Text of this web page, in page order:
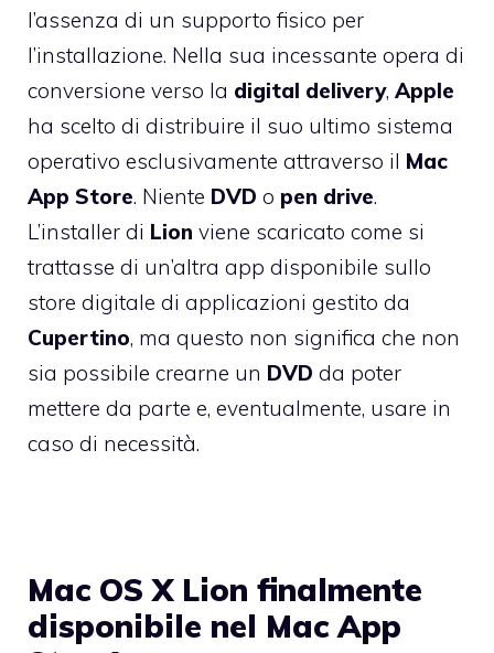
l’assenza di un supporto fisico per
l’installazione. Nella sua incessante opera di
conversione verso la digital delivery, Apple
ha scelto di distribuire il suo ultimo sistema
operativo esclusivamente attraverso il Mac
App Store. Niente DVD o pen drive.
L’installer di Lion viene scaricato come si
trattasse di un’altra app disponibile sullo
store digitale di applicazioni gestito da
Cupertino, ma questo non significa che non
sia possibile crearne un DVD da poter
mettere da parte e, eventualmente, usare in
caso di necessità.
Mac OS X Lion finalmente
disponibile nel Mac App